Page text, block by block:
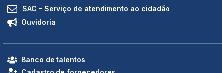
SAC - Serviço de atendimento ao cidadão
Ouvidoria
Banco de talentos